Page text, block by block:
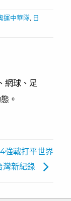
運中華隊, 日
網球、足
。
強戰打平世界
新紀錄